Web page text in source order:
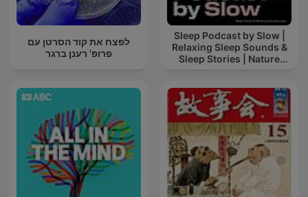
לפצח את קוד הסרטן עם
פרופ' רענן ברגר
Sleep Podcast by Slow |
Relaxing Sleep Sounds &
Sleep Stories | Nature